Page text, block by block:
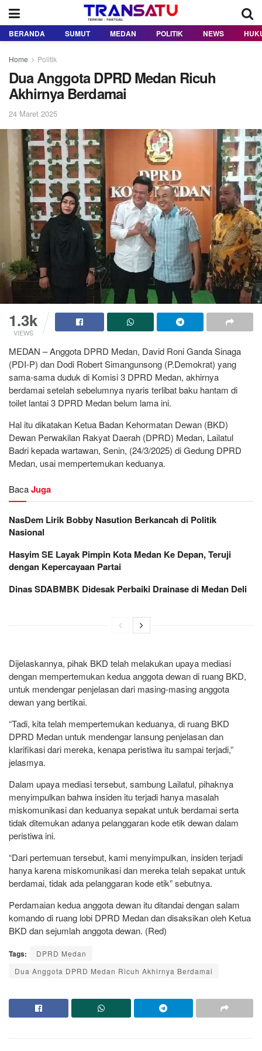
BERANDA SUMUT MEDAN POLITIK NEWS
Home Politik
Dua Anggota DPRD Medan Ricuh
Akhirnya Berdamai
24 Maret 2025
1.3k
VIEWS
MEDAN – Anggota DPRD Medan, David Roni Ganda Sinaga
(PDI-P) dan Dodi Robert Simangunsong (P.Demokrat) yang
sama-sama duduk di Komisi 3 DPRD Medan, akhirnya
berdamai setelah sebelumnya nyaris terlibat baku hantam di
toilet lantai 3 DPRD Medan belum lama ini.
Hal itu dikatakan Ketua Badan Kehormatan Dewan (BKD)
Dewan Perwakilan Rakyat Daerah (DPRD) Medan, Lailatul
Badri kepada wartawan, Senin, (24/3/2025) di Gedung DPRD
Medan, usai mempertemukan keduanya.
BacaJuga
NasDem Lirik Bobby Nasution Berkancah di Politik
Nasional
Hasyim SE Layak Pimpin Kota Medan Ke Depan, Teruji
dengan Kepercayaan Partai
Dinas SDABMBK Didesak Perbaiki Drainase di Medan Deli
Dijelaskannya, pihak BKD telah melakukan upaya mediasi
dengan mempertemukan kedua anggota dewan di ruang BKD,
untuk mendengar penjelasan dari masing-masing anggota
dewan yang bertikai.
“Tadi, kita telah mempertemukan keduanya, di ruang BKD
DPRD Medan untuk mendengar lansung penjelasan dan
klarifikasi dari mereka, kenapa peristiwa itu sampai terjadi,”
jelasmya.
Dalam upaya mediasi tersebut, sambung Lailatul, pihaknya
menyimpulkan bahwa insiden itu terjadi hanya masalah
miskomunikasi dan keduanya sepakat untuk berdamai serta
tidak ditemukan adanya pelanggaran kode etik dewan dalam
peristiwa ini.
“Dari pertemuan tersebut, kami menyimpulkan, insiden terjadi
hanya karena miskomunikasi dan mereka telah sepakat untuk
berdamai, tidak ada pelanggaran kode etik” sebutnya.
Perdamaian kedua anggota dewan itu ditandai dengan salam
komando di ruang lobi DPRD Medan dan disaksikan oleh Ketua
BKD dan sejumlah anggota dewan. (Red)
Tags:
DPRD Medan
Dua Anggota DPRD Medan Ricuh Akhirnya Berdamai